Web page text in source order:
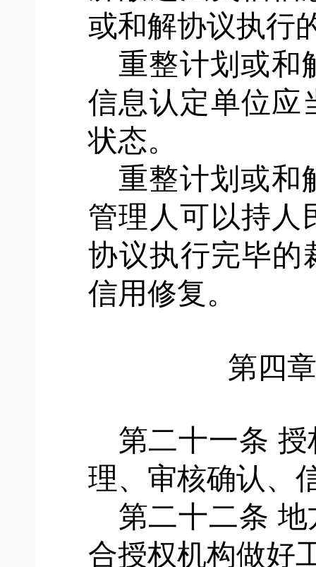
或和解协议执行
重整计划或和
信息认定单位应
状态。
重整计划或和
管理人可以持人
协议执行完毕的
信用修复。
第四章
第二十一条 授
理、审核确认、
第二十二条 地
合授权机构做好